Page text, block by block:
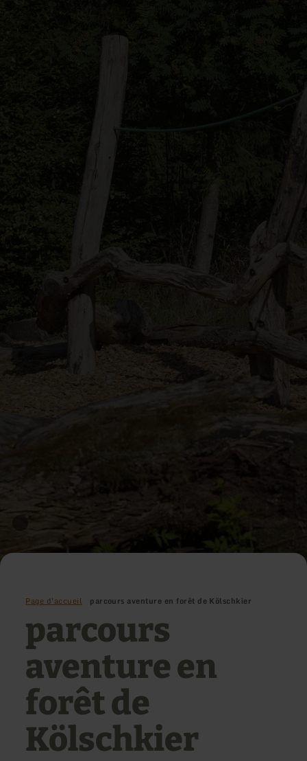
Page d'accueil parcours aventure en forêt de Kölschkier
parcours
aventure en
forêt de
Kölschkier